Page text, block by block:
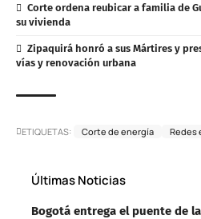
Corte ordena reubicar a familia de
su vivienda
Zipaquirá honró a sus Mártires y
vías y renovación urbana
ETIQUETAS: Corte de energía Redes
Últimas Noticias
Bogotá entrega el puente de